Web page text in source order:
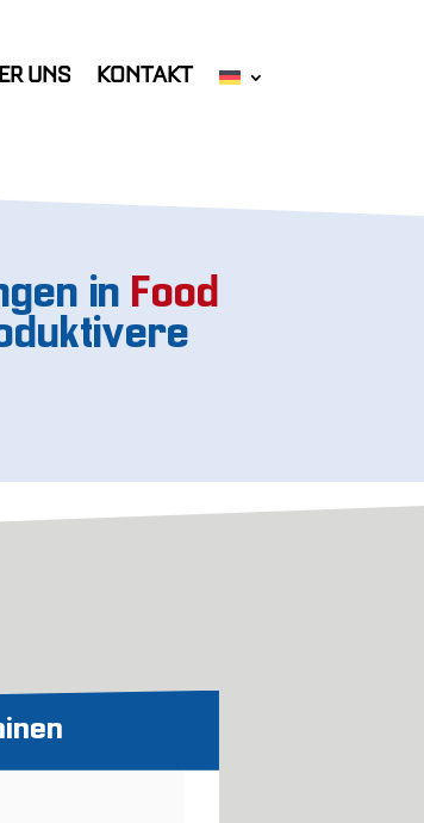
UNS KONTAKT
in Food